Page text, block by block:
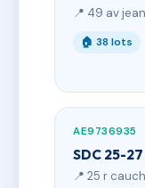
📍 49 av
🏠 38 lots
AE9736935
SDC 25-27
📍 25 r